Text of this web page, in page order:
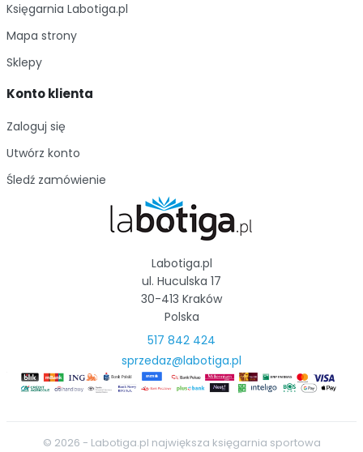
Księgarnia Labotiga.pl
Mapa strony
Sklepy
Konto klienta
Zaloguj się
Utwórz konto
Śledź zamówienie
Labotiga.pl
ul. Huculska 17
30-413 Kraków
Polska
517 842 424
sprzedaz@labotiga.pl
© 2026 - Labotiga.pl największa księgarnia sportowa